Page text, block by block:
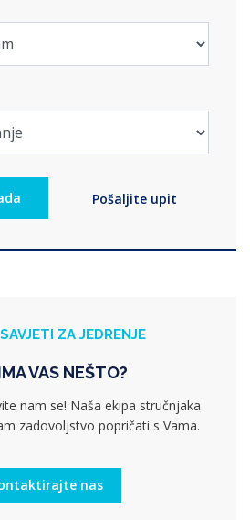
SAVJETI ZA JEDRENJE
VAS NEŠTO?
nam se! Naša ekipa stručnjaka
zadovoljstvo popričati s Vama.
nas